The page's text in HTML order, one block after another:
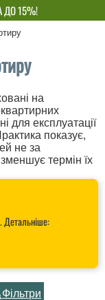
15%!
на
для експлуатації
показує,
не за
термін їх
Детальніше:
Фільтри